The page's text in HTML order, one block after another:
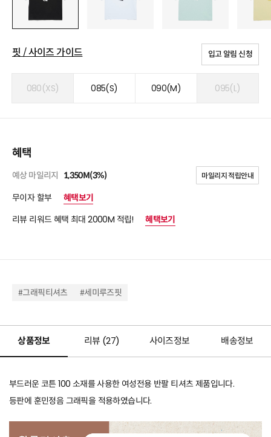
핏 / 사이즈 가이드 입고 알림 신청
080(XS) 085(S) 090(M) 095(L)
혜택
예상 마일리지 1,350M(3%) 마일리지 적립안내
무이자 할부
혜택보기
리뷰 리워드 혜택 최대 2000M 적립!
혜택보기
#그래픽티셔츠 #세미루즈핏
상품정보 리뷰 (27) 사이즈정보 배송정보
부드러운 코튼 100 소재를 사용한 여성전용 반팔 티셔츠 제품입니다.
등판에 훈민정음 그래픽을 적용하였습니다.